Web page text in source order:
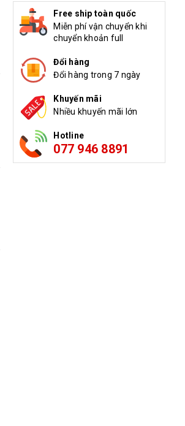
Free ship toàn quốc
Miễn phí vận chuyển khi
chuyển khoản full
Đổi hàng
Đổi hàng trong 7 ngày
Khuyến mãi
Nhiều khuyến mãi lớn
Hotline
077 946 8891